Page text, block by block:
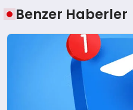
Benzer Haberler